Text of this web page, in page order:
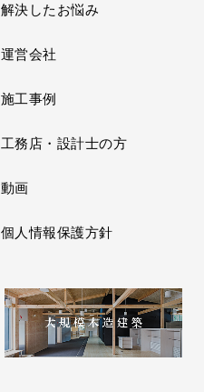
解決したお悩み
運営会社
施工事例
工務店・設計士の方
動画
個人情報保護方針